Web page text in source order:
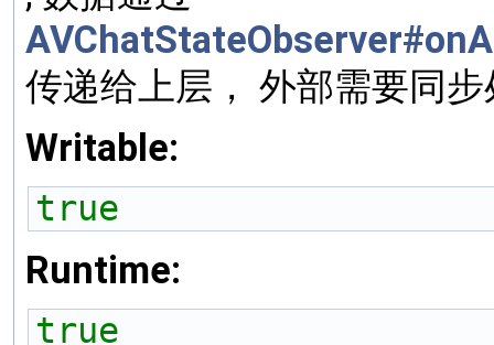
传递给上层， 外部需要同
Writable:
true
Runtime:
true